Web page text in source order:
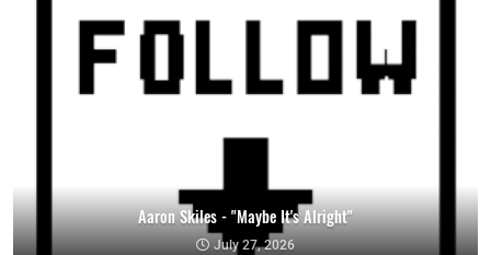
Aaron Skiles - "Maybe It's Alright"
July 27, 2026